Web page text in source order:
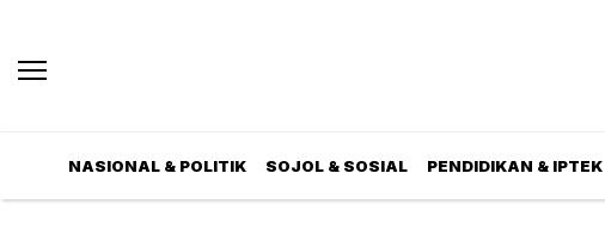
NASIONAL & POLITIK SOJOL & SOSIAL PENDIDIKAN & IPTEK